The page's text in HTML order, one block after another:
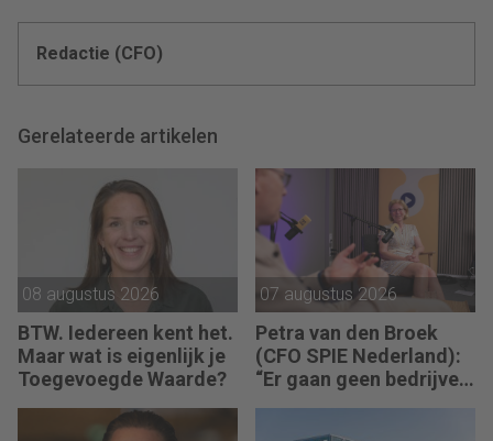
Redactie (CFO)
Gerelateerde artikelen
08 augustus 2026
BTW. Iedereen kent het.
Maar wat is eigenlijk je
Toegevoegde Waarde?
07 augustus 2026
Petra van den Broek
(CFO SPIE Nederland):
“Er gaan geen bedrijven
failliet omdat ze geen